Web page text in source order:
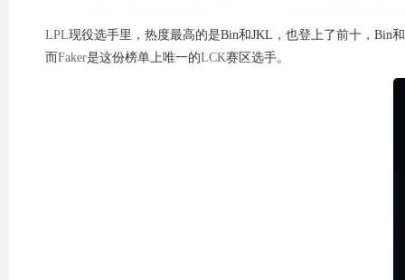
LPL现役选手里，热度最高的是Bin和JKL，也登上了前十，Bin
而Faker是这份榜单上唯一的LCK赛区选手。